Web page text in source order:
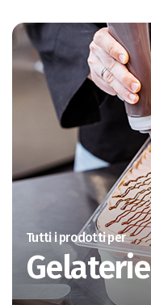
Tutti i prodotti per
Gelaterie